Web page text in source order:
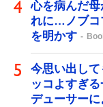
心を病んだ
れに…ノブコ
を明かす
今思い出し
ッコよすぎ
デューサー